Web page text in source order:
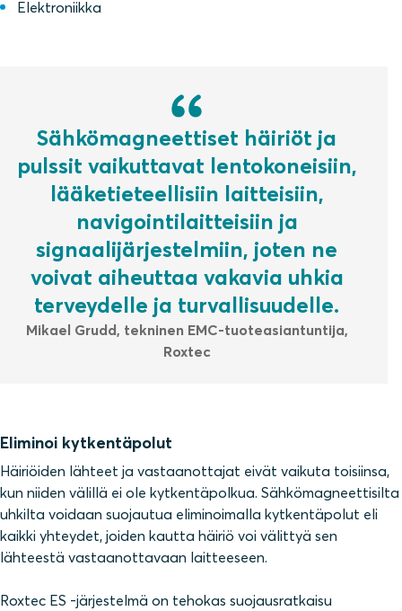
Elektroniikka
Sähkömagneettiset häiriöt ja
pulssit vaikuttavat lentokoneisiin,
lääketieteellisiin laitteisiin,
navigointilaitteisiin ja
signaalijärjestelmiin, joten ne
voivat aiheuttaa vakavia uhkia
terveydelle ja turvallisuudelle.
Mikael Grudd, tekninen EMC-tuoteasiantuntija,
Roxtec
Eliminoi kytkentäpolut
Häiriöiden lähteet ja vastaanottajat eivät vaikuta toisiinsa,
kun niiden välillä ei ole kytkentäpolkua. Sähkömagneettisilta
uhkilta voidaan suojautua eliminoimalla kytkentäpolut eli
kaikki yhteydet, joiden kautta häiriö voi välittyä sen
lähteestä vastaanottavaan laitteeseen.
Roxtec ES -järjestelmä on tehokas suojausratkaisu